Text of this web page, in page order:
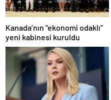
Kanada’nın “ekonomi odaklı”
yeni kabinesi kuruldu